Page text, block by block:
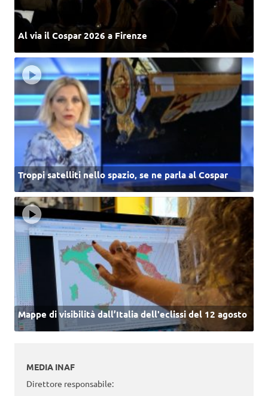
Al via il Cospar 2026 a Firenze
Troppi satelliti nello spazio, se ne parla al Cospar
Mappe di visibilità dall’Italia dell'eclissi del 12 agosto
MEDIA INAF
Direttore responsabile: